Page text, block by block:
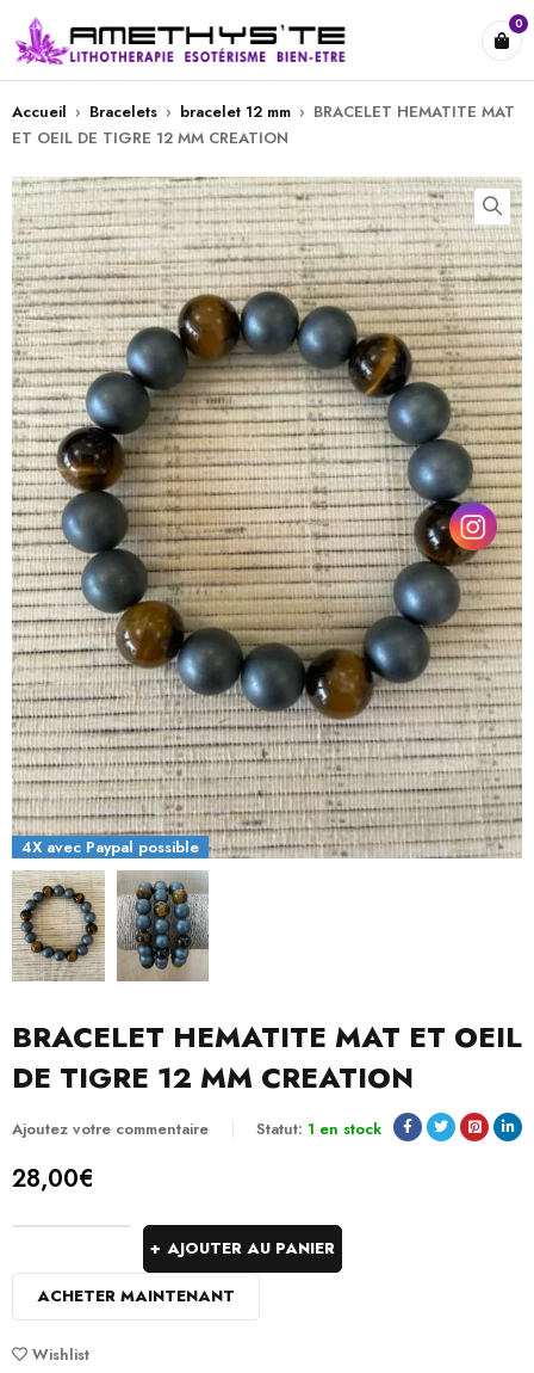
0
Accueil › Bracelets › bracelet 12 mm › BRACELET HEMATITE MAT
ET OEIL DE TIGRE 12 MM CREATION
4X avec Paypal possible
BRACELET HEMATITE MAT ET OEIL
DE TIGRE 12 MM CREATION
Ajoutez votre commentaire Statut: 1 en stock
28,00€
AJOUTER AU PANIER
ACHETER MAINTENANT
Wishlist